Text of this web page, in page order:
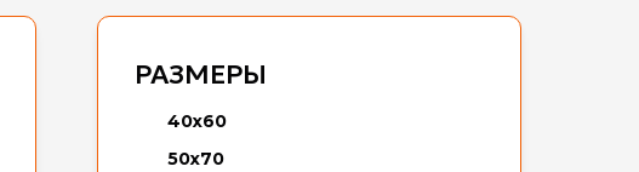
РАЗМЕРЫ
40х60
50х70